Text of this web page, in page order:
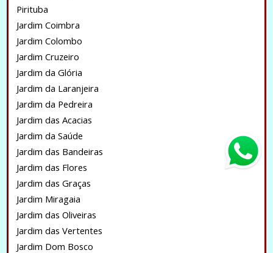
Pirituba
Jardim Coimbra
Jardim Colombo
Jardim Cruzeiro
Jardim da Glória
Jardim da Laranjeira
Jardim da Pedreira
Jardim das Acacias
Jardim da Saúde
Jardim das Bandeiras
Jardim das Flores
Jardim das Graças
Jardim Miragaia
Jardim das Oliveiras
Jardim das Vertentes
Jardim Dom Bosco